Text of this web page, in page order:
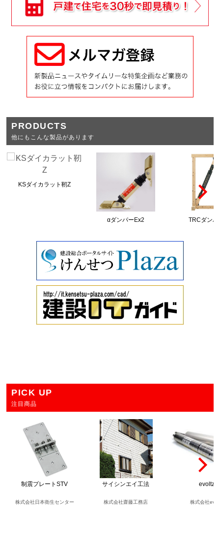
PRODUCTS
他にもこんな製品があります
KSダイカラット靭Z
αダンパーEx2 TRCダンパ
PICK UP
注目商品
制震プレートSTV
株式会社日本衛生センター
サイシンエイ工法
株式会社齋藤工務店
evoltz
株式会社